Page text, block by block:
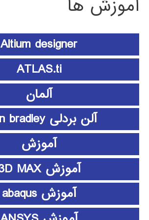
آموزش ها
Altium designer
ATLAS.ti
آلمان
آلن بردلی Allen bradley
آموزش
آموزش 3D MAX
آموزش abaqus